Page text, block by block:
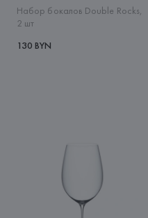
Набор бокалов Double Rocks,
2 шт
130 BYN